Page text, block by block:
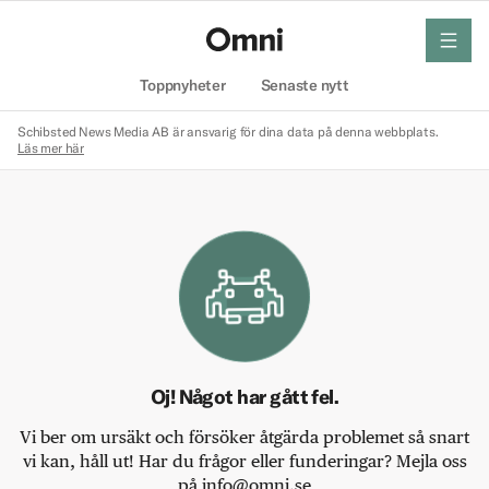
Toppnyheter Senaste nytt
meny
Schibsted News Media AB är ansvarig för dina data på denna webbplats.
Läs mer här
Oj! Något har gått fel.
Vi ber om ursäkt och försöker åtgärda problemet så snart
vi kan, håll ut! Har du frågor eller funderingar? Mejla oss